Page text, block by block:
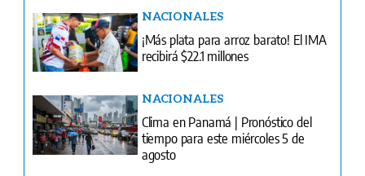
NACIONALES
¡Más plata para arroz barato! El IMA
recibirá $22.1 millones
NACIONALES
Clima en Panamá | Pronóstico del
tiempo para este miércoles 5 de
agosto